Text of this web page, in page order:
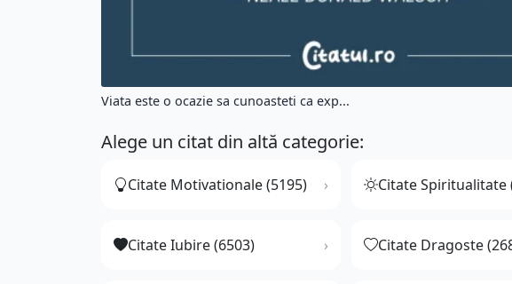
Viata este o ocazie sa cunoasteti ca exp...
Alege un citat din altă categorie:
Citate Motivationale (5195) Citate Spiritualitate
Citate Iubire (6503) Citate Dragoste